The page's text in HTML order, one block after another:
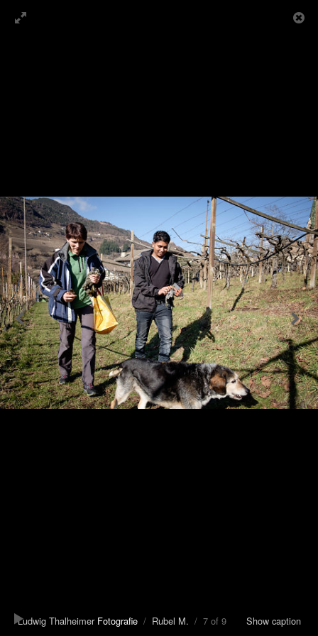
Ludwig Thalheimer Fotografie/ Rubel M. / 7 of 9 Show caption